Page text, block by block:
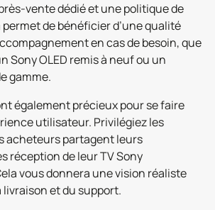
vente dédié et une politique de
de bénéficier d’une qualité
en cas de besoin, que
Sony OLED remis à neuf ou un
gamme.
également précieux pour se faire
utilisateur. Privilégiez les
acheteurs partagent leurs
réception de leur TV Sony
vous donnera une vision réaliste
livraison et du support.